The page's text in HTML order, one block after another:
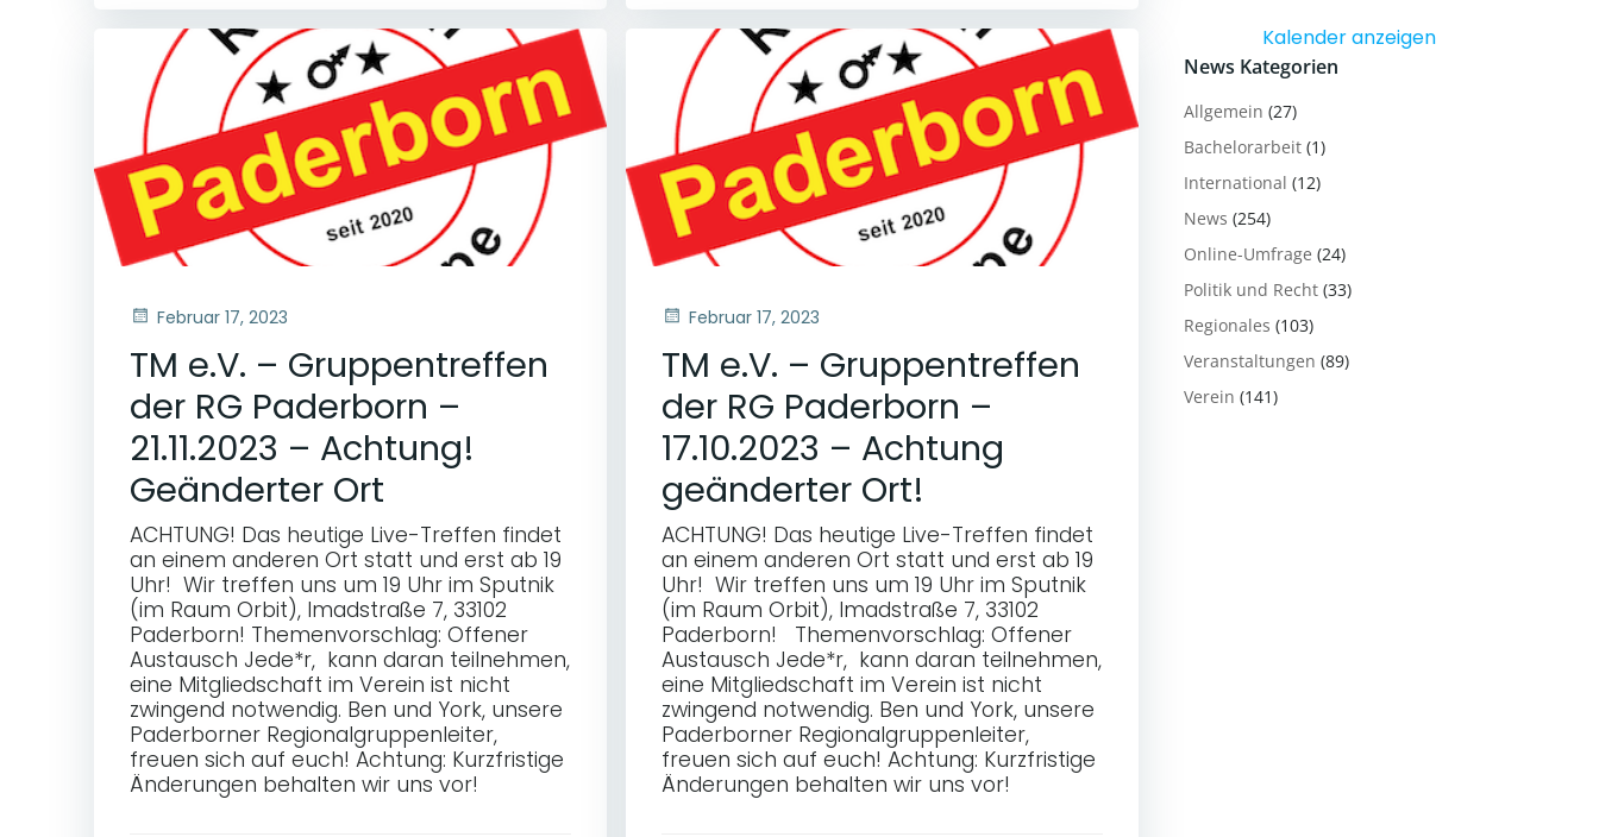
Februar 17, 2023
TM e.V. – Gruppentreffen
der RG Paderborn –
21.11.2023 – Achtung!
Geänderter Ort
ACHTUNG! Das heutige Live-Treffen findet
an einem anderen Ort statt und erst ab 19
Uhr! Wir treffen uns um 19 Uhr im Sputnik
(im Raum Orbit), Imadstraße 7, 33102
Paderborn! Themenvorschlag: Offener
Austausch Jede*r, kann daran teilnehmen,
eine Mitgliedschaft im Verein ist nicht
zwingend notwendig. Ben und York, unsere
Paderborner Regionalgruppenleiter,
freuen sich auf euch! Achtung: Kurzfristige
Änderungen behalten wir uns vor!
Februar 17, 2023
TM e.V. – Gruppentreffen
der RG Paderborn –
17.10.2023 – Achtung
geänderter Ort!
ACHTUNG! Das heutige Live-Treffen findet
an einem anderen Ort statt und erst ab 19
Uhr! Wir treffen uns um 19 Uhr im Sputnik
(im Raum Orbit), Imadstraße 7, 33102
Paderborn! Themenvorschlag: Offener
Austausch Jede*r, kann daran teilnehmen,
eine Mitgliedschaft im Verein ist nicht
zwingend notwendig. Ben und York, unsere
Paderborner Regionalgruppenleiter,
freuen sich auf euch! Achtung: Kurzfristige
Änderungen behalten wir uns vor!
Kalender anzeigen
News Kategorien
Allgemein (27)
Bachelorarbeit (1)
International (12)
News (254)
Online-Umfrage (24)
Politik und Recht (33)
Regionales (103)
Veranstaltungen (89)
Verein (141)